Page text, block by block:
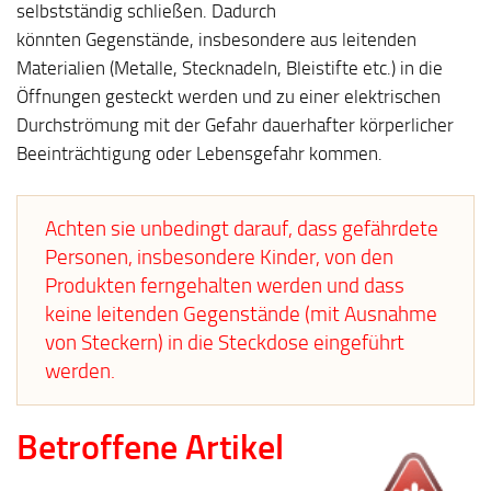
selbstständig schließen. Dadurch
könnten Gegenstände, insbesondere aus leitenden
Materialien (Metalle, Stecknadeln, Bleistifte etc.) in die
Öffnungen gesteckt werden und zu einer elektrischen
Durchströmung mit der Gefahr dauerhafter körperlicher
Beeinträchtigung oder Lebensgefahr kommen.
Achten sie unbedingt darauf, dass gefährdete
Personen, insbesondere Kinder, von den
Produkten ferngehalten werden und dass
keine leitenden Gegenstände (mit Ausnahme
von Steckern) in die Steckdose eingeführt
werden.
Betroffene Artikel